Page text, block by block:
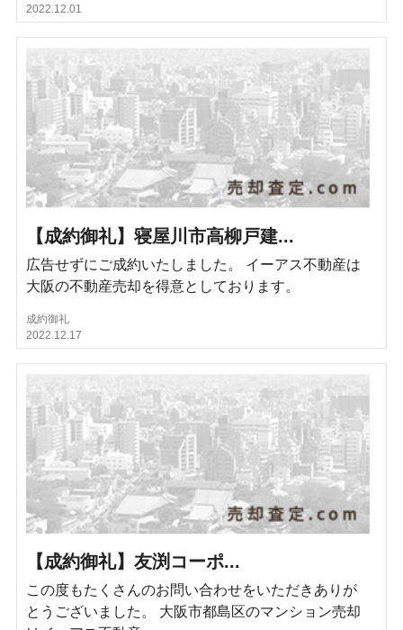
2022.12.01
【成約御礼】寝屋川市高柳戸建...
広告せずにご成約いたしました。 イーアス不動産は
大阪の不動産売却を得意としております。
成約御礼
2022.12.17
【成約御礼】友渕コーポ...
この度もたくさんのお問い合わせをいただきありが
とうございました。 大阪市都島区のマンション売却